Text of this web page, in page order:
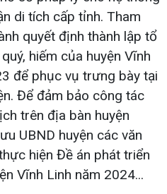
di tích cấp tỉnh. Tham
quyết định thành lập tổ
hiếm của huyện Vĩnh
để phục vụ trưng bày tại
Để đảm bảo công tác
trên địa bàn huyện
UBND huyện các văn
hiện Đề án phát triển
Vĩnh Linh năm 2024...